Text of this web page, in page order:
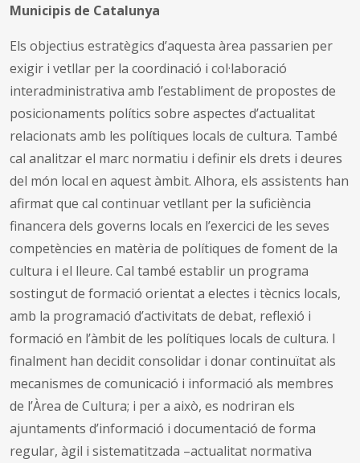
Municipis de Catalunya
Els objectius estratègics d’aquesta àrea passarien per
exigir i vetllar per la coordinació i col·laboració
interadministrativa amb l’establiment de propostes de
posicionaments polítics sobre aspectes d’actualitat
relacionats amb les polítiques locals de cultura. També
cal analitzar el marc normatiu i definir els drets i deures
del món local en aquest àmbit. Alhora, els assistents han
afirmat que cal continuar vetllant per la suficiència
financera dels governs locals en l’exercici de les seves
competències en matèria de polítiques de foment de la
cultura i el lleure. Cal també establir un programa
sostingut de formació orientat a electes i tècnics locals,
amb la programació d’activitats de debat, reflexió i
formació en l’àmbit de les polítiques locals de cultura. I
finalment han decidit consolidar i donar continuïtat als
mecanismes de comunicació i informació als membres
de l’Àrea de Cultura; i per a això, es nodriran els
ajuntaments d’informació i documentació de forma
regular, àgil i sistematitzada –actualitat normativa